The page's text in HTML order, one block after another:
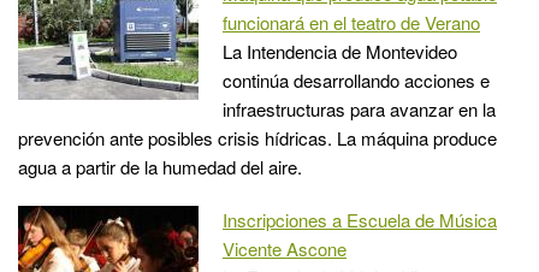
funcionará en el teatro de Verano
La Intendencia de Montevideo
continúa desarrollando acciones e
infraestructuras para avanzar en la
prevención ante posibles crisis hídricas. La máquina produce
agua a partir de la humedad del aire.
Inscripciones a Escuela de Música
Vicente Ascone